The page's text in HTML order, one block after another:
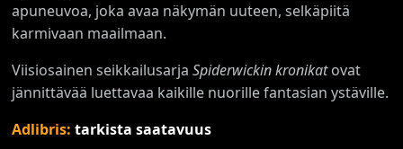
apuneuvoa, joka avaa näkymän uuteen, selkäpiitä
karmivaan maailmaan.
Viisiosainen seikkailusarjaSpiderwickin kronikatovat
jännittävää luettavaa kaikille nuorille fantasian ystäville.
Adlibris:tarkista saatavuus